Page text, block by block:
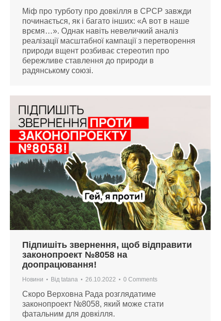
Міф про турботу про довкілля в СРСР завжди
починається, як і багато інших: «А вот в наше
врємя…». Однак навіть невеличкий аналіз
реалізації масштабної кампації з перетворення
природи вщент розбиває стереотип про
бережливе ставлення до природи в
радянському союзі.
Підпишіть звернення, щоб відправити
законопроект №8058 на
доопрацювання!
Новини Від tatana 26.10.2022 0 Comments
Скоро Верховна Рада розглядатиме
законопроект №8058, який може стати
фатальним для довкілля.